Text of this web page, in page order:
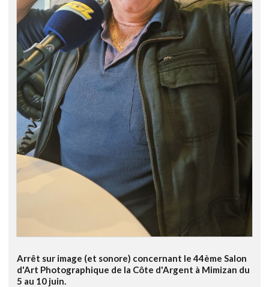
Arrêt sur image (et sonore) concernant le 44ème Salon
d'Art Photographique de la Côte d'Argent à Mimizan du
5 au 10 juin.